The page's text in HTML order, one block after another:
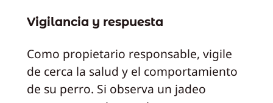
Vigilancia y respuesta
Como propietario responsable, vigile
de cerca la salud y el comportamiento
de su perro. Si observa un jadeo